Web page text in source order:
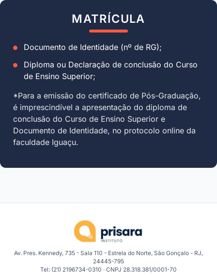
MATRÍCULA
Documento de Identidade (nº de RG);
Diploma ou Declaração de conclusão do Curso
de Ensino Superior;
*Para a emissão do certificado de Pós-Graduação,
é imprescindível a apresentação do diploma de
conclusão do Curso de Ensino Superior e
Documento de Identidade, no protocolo online da
faculdade Iguaçu.
Av. Pres. Kennedy, 735 - Sala 110 - Estrela do Norte, São Gonçalo - RJ,
24445-795
Tel: (21) 2196734-0310 · CNPJ 28.318.381/0001-70